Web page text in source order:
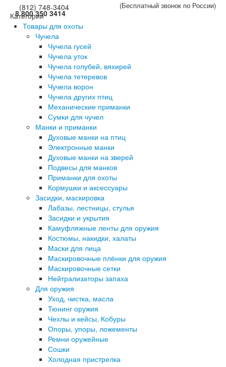
(812) 748-3404
8 800 350 3414
(Бесплатный звонок по России)
Категории
Товары для охоты
Чучела
Чучела гусей
Чучела уток
Чучела голубей, вяхирей
Чучела тетеревов
Чучела ворон
Чучела других птиц
Механические приманки
Сумки для чучел
Манки и приманки
Духовые манки на птиц
Электронные манки
Духовые манки на зверей
Подвесы для манков
Приманки для охоты
Кормушки и аксессуары
Засидки, маскировка
Лабазы, лестницы, стулья
Засидки и укрытия
Камуфляжные ленты для оружия
Костюмы, накидки, халаты
Маски для лица
Маскировочные плёнки для оружия
Маскировочные сетки
Нейтрализаторы запаха
Для оружия
Уход, чистка, масла
Тюнинг оружия
Чехлы и кейсы, Кобуры
Опоры, упоры, ложементы
Ремни оружейные
Сошки
Холодная пристрелка